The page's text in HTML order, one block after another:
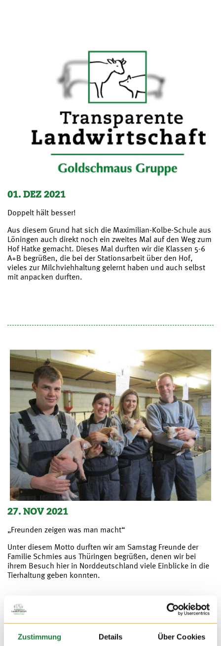
Zustimmung Details Über Cookies
01. DEZ 2021
Doppelt hält besser!
Aus diesem Grund hat sich die Maximilian-Kolbe-Schule aus
Löningen auch direkt noch ein zweites Mal auf den Weg zum
Hof Hatke gemacht. Dieses Mal durften wir die Klassen 5-6
A+B begrüßen, die bei der Stationsarbeit über den Hof,
vieles zur Milchviehhaltung gelernt haben und auch selbst
mit anpacken durften.
27. NOV 2021
„Freunden zeigen was man macht“
Unter diesem Motto durften wir am Samstag Freunde der
Familie Schmies aus Thüringen begrüßen, denen wir bei
ihrem Besuch hier in Norddeutschland viele Einblicke in die
Tierhaltung geben konnten.